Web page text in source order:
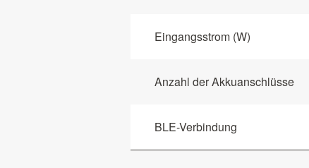
Eingangsstrom (W)
Anzahl der Akkuanschlüsse
BLE-Verbindung